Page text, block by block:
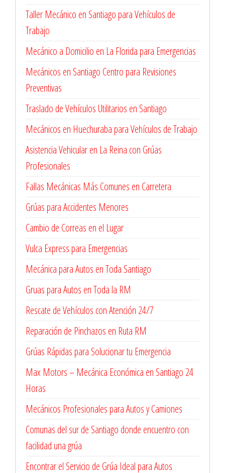
Taller Mecánico en Santiago para Vehículos de
Trabajo
Mecánico a Domicilio en La Florida para Emergencias
Mecánicos en Santiago Centro para Revisiones
Preventivas
Traslado de Vehículos Utilitarios en Santiago
Mecánicos en Huechuraba para Vehículos de Trabajo
Asistencia Vehicular en La Reina con Grúas
Profesionales
Fallas Mecánicas Más Comunes en Carretera
Grúas para Accidentes Menores
Cambio de Correas en el Lugar
Vulca Express para Emergencias
Mecánica para Autos en Toda Santiago
Gruas para Autos en Toda la RM
Rescate de Vehículos con Atención 24/7
Reparación de Pinchazos en Ruta RM
Grúas Rápidas para Solucionar tu Emergencia
Max Motors – Mecánica Económica en Santiago 24
Horas
Mecánicos Profesionales para Autos y Camiones
Comunas del sur de Santiago donde encuentro con
facilidad una grúa
Encontrar el Servicio de Grúa Ideal para Autos